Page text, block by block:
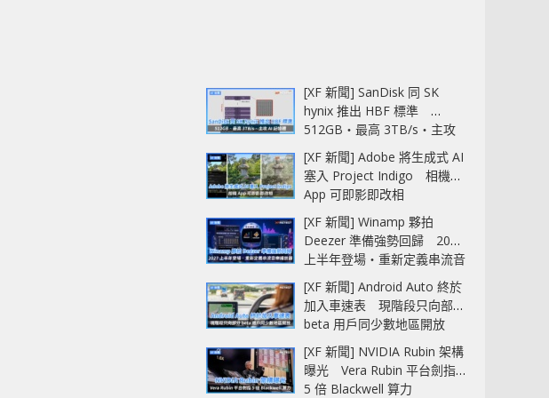
[XF 新聞] SanDisk 同 SK
hynix 推出 HBF 標準
512GB‧最高 3TB/s‧主攻
AI 記憶體
[XF 新聞] Adobe 將生成式 AI
塞入 Project Indigo 相機
App 可即影即改相
[XF 新聞] Winamp 夥拍
Deezer 準備強勢回歸 2027
上半年登場‧重新定義串流音
樂播放器
[XF 新聞] Android Auto 終於
加入車速表 現階段只向部分
beta 用戶同少數地區開放
[XF 新聞] NVIDIA Rubin 架構
曝光 Vera Rubin 平台劍指
5 倍 Blackwell 算力